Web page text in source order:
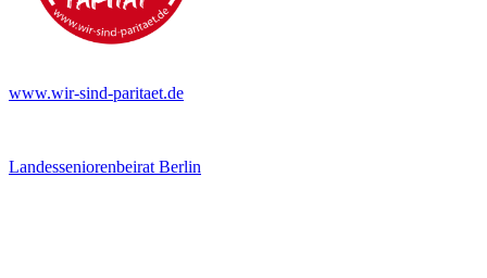
www.wir-sind-paritaet.de
Landesseniorenbeirat Berlin